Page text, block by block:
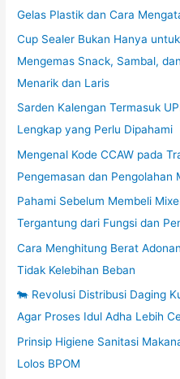
Gelas Plastik dan Cara
Cup Sealer Bukan Hanya
Mengemas Snack, Sambal,
Menarik dan Laris
Sarden Kalengan Termasuk
Lengkap yang Perlu Dipahami
Mengenal Kode CCAW pada
Pengemasan dan Pengolahan
Pahami Sebelum Membeli
Tergantung dari Fungsi dan
Cara Menghitung Berat
Tidak Kelebihan Beban
🐄 Revolusi Distribusi Daging
Agar Proses Idul Adha Lebih
Prinsip Higiene Sanitasi
Lolos BPOM